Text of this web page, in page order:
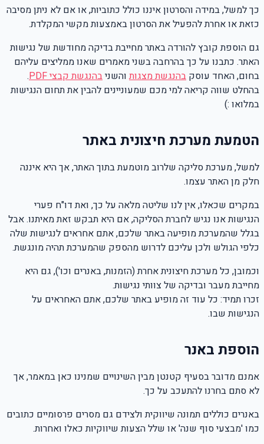
כך למשל, במידה והסרטון איננו כולל כתוביות, או אם לא ניתן מסיבה
כזאת או אחרת להפעיל את הסרטון באמצעות מקשי המקלדת.
גם הוספת קובץ להורדה באתר מחייבת בדיקה מחודשת של נגישות
האתר. כתבנו על כך בהרחבה בשני מאמרים שאנו ממליצים עליהם
בחום, האחד עוסק בהנגשת מצגותוהשניבהנגשת קבציPDF
.
בהחלט שווה קריאה למי מכם שמעוניינים להבין את תחום הנגישות
במלואו :)
הטמעת מערכת חיצונית באתר
למשל, מערכת סליקה שלרוב מוטמעת בתוך האתר, אך היא איננה
חלק מן האתר עצמו.
במקרים שכאלו, אין לנו שליטה מלאה על כך, ואת דו"ח פערי
הנגישות אנו נגיש לחברת הסליקה, אם היא תבקש זאת מאיתנו. אבל
בגלל שהמערכת מופיעה באתר שלכם, אתם אחראים לנגישות שלה
כלפי הגולש ולכן עליכם לדרוש מהספק שהמערכת תהיה מונגשת.
וכמובן, כל מערכת חיצונית אחרת (הזמנות, באנרים וכו'), גם היא
מחייבת מעבר ובדיקה של צוותי נגישות.
זכרו תמיד: כל עוד זה מופיע באתר שלכם, אתם האחראים על
הנגישות שבו.
הוספת באנר
אמנם מדובר בסעיף קטנטן מבין השינויים שמנינו כאן במאמר, אך
לא סתם בחרנו להתעכב על כך.
באנרים כוללים תמונה שיווקית ולצידם גם מסרים פרסומיים כתובים
כמו 'מבצעי סוף שנה' או שלל הצעות שיווקיות כאלו ואחרות.